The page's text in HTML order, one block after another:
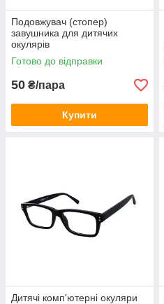
Подовжувач (стопер)
завушника для дитячих
окулярів
Готово до відправки
50 ₴/пара
Купити
Дитячі комп'ютерні окуляри